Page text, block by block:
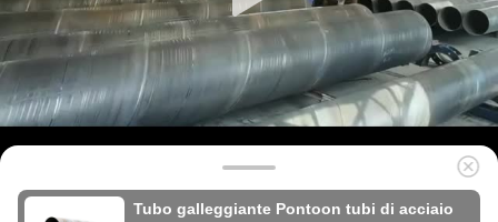
Tubo galleggiante Pontoon tubi di acciaio